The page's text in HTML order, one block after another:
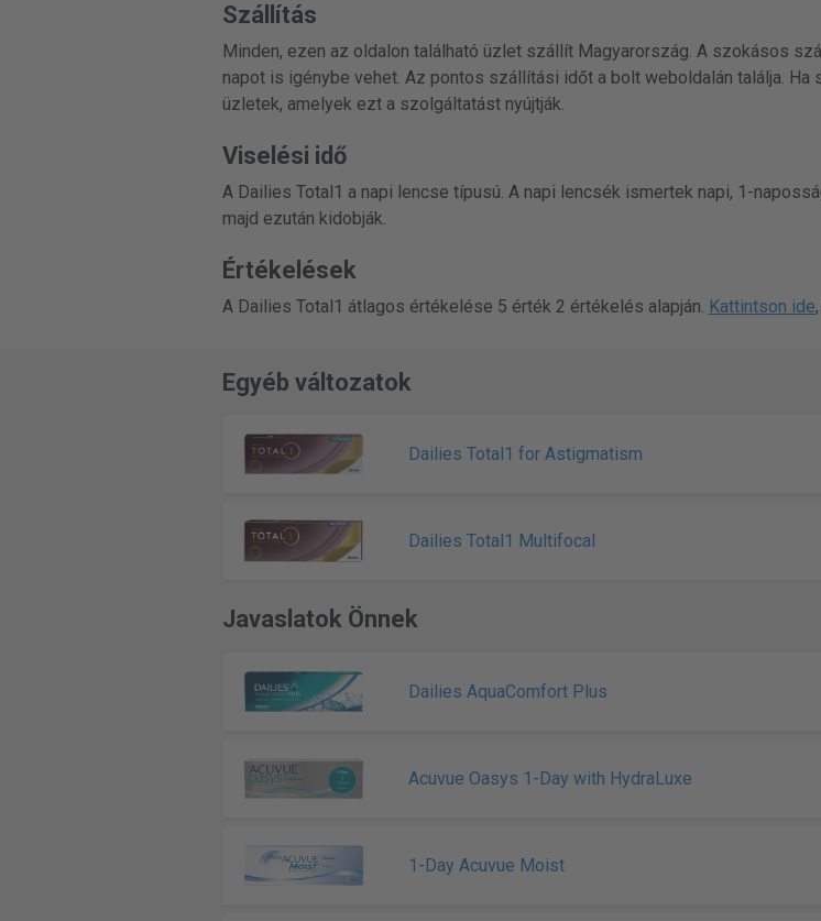
Szállítás
Minden, ezen az oldalon található üzlet szállít Magyarország. A szokásos
napot is igénybe vehet. Az pontos szállítási időt a bolt weboldalán találja. Ha
üzletek, amelyek ezt a szolgáltatást nyújtják.
Viselési idő
A Dailies Total1 a napi lencse típusú. A napi lencsék ismertek napi, 1-
majd ezután kidobják.
Értékelések
A Dailies Total1 átlagos értékelése 5 érték 2 értékelés alapján. Kattintson ide
Egyéb változatok
Dailies Total1 for Astigmatism
Dailies Total1 Multifocal
Javaslatok Önnek
Dailies AquaComfort Plus
Acuvue Oasys 1-Day with HydraLuxe
1-Day Acuvue Moist